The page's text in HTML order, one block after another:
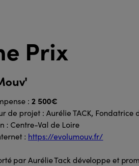
Prix
: 2 500€
de projet : Aurélie TACK, Fondatrice
: Centre-Val de Loire
: https://evolumouv.fr/
par Aurélie Tack développe et